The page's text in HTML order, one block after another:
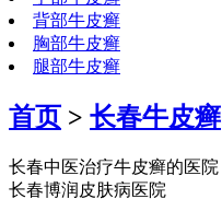
背部牛皮癣
胸部牛皮癣
腿部牛皮癣
首页 > 长春牛皮癣
长春中医治疗牛皮癣的医院
长春博润皮肤病医院